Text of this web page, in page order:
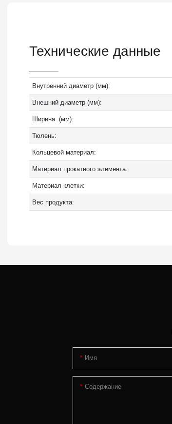
Технические данные
Внутренний диаметр (мм):
Внешний диаметр (мм):
Ширина (мм):
Тюлень:
Кольцевой материал:
Материал прокатного элемента:
Материал клетки:
Вес продукта:
Имя
Содержание